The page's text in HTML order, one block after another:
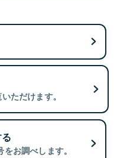
ただけます。
お調べします。